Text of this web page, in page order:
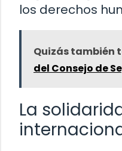
los derechos
Quizás también
del Consejo de
La